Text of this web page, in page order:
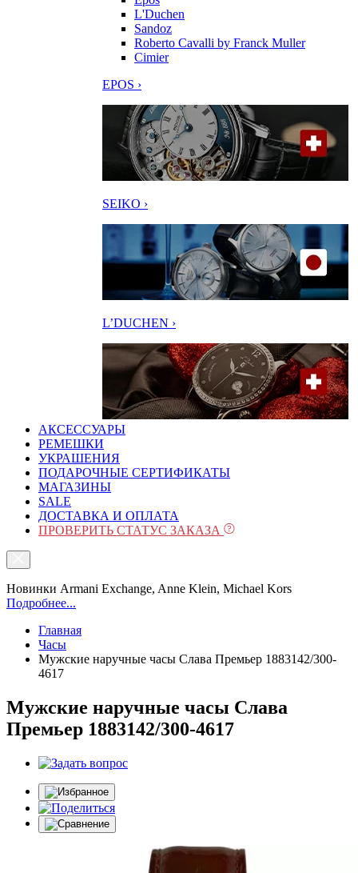
L'Duchen
Sandoz
Roberto Cavalli by Franck Muller
Cimier
EPOS ›
SEIKO ›
L’DUCHEN ›
АКСЕССУАРЫ
РЕМЕШКИ
УКРАШЕНИЯ
ПОДАРОЧНЫЕ СЕРТИФИКАТЫ
МАГАЗИНЫ
SALE
ДОСТАВКА И ОПЛАТА
ПРОВЕРИТЬ СТАТУС ЗАКАЗА
Новинки Armani Exchange, Anne Klein, Michael Kors
Подробнее...
Главная
Часы
Мужские наручные часы Слава Премьер 1883142/300-
4617
Мужские наручные часы Слава
Премьер 1883142/300-4617